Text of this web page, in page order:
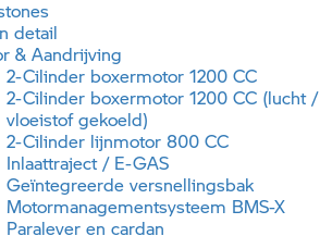
detail
& Aandrijving
2-Cilinder boxermotor 1200 CC
2-Cilinder boxermotor 1200 CC (lucht /
vloeistof gekoeld)
2-Cilinder lijnmotor 800 CC
Inlaattraject / E-GAS
Geïntegreerde versnellingsbak
Motormanagementsysteem BMS-X
Paralever en cardan